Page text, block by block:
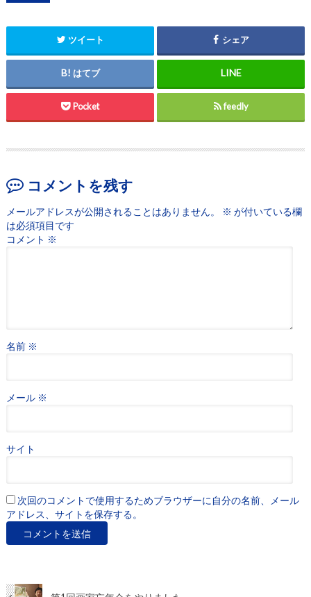
ツイート シェア
はてブ
Pocket feedly
コメントを残す
メールアドレスが公開されることはありません。 ※ が付いている欄
は必須項目です
コメント ※
名前 ※
メール ※
サイト
次回のコメントで使用するためブラウザーに自分の名前、メール
アドレス、サイトを保存する。